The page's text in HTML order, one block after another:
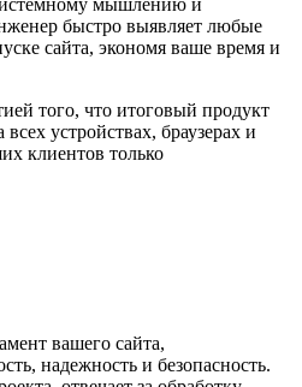
мышлению и
быстро выявляет любые
сайта, экономя ваше время и
того, что итоговый продукт
всех устройствах, браузерах и
клиентов только
вашего сайта,
надежность и безопасность.